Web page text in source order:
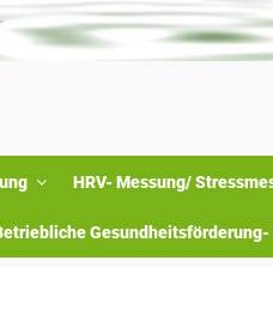
HRV- Messung/
Gesundheitsförderung-